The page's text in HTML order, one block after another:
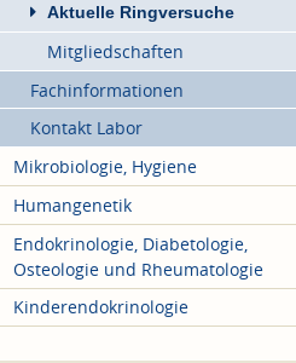
Aktuelle Ringversuche
Mitgliedschaften
Fachinformationen
Kontakt Labor
Mikrobiologie, Hygiene
Humangenetik
Endokrinologie, Diabetologie,
Osteologie und Rheumatologie
Kinderendokrinologie